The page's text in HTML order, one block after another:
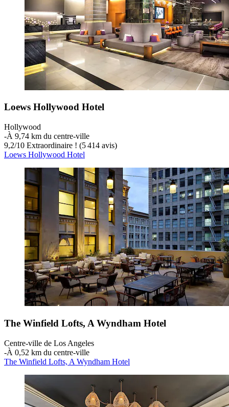
Loews Hollywood Hotel
Hollywood
‐À 9,74 km du centre-ville
9,2/10 Extraordinaire ! (5 414 avis)
Loews Hollywood Hotel
The Winfield Lofts, A Wyndham Hotel
Centre-ville de Los Angeles
‐À 0,52 km du centre-ville
The Winfield Lofts, A Wyndham Hotel